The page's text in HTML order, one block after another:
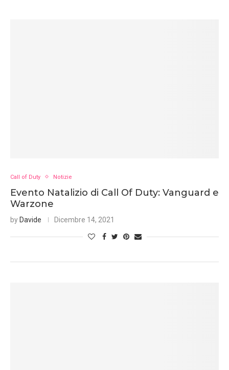
Call of Duty Notizie
Evento Natalizio di Call Of Duty: Vanguard e
Warzone
by Davide Dicembre 14, 2021